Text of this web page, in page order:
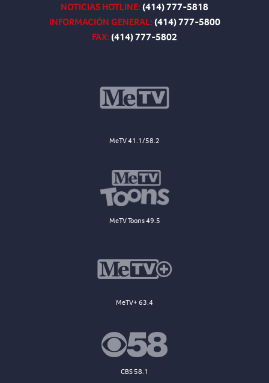
NOTICIAS HOTLINE:(414) 777-5818
INFORMACIÓN GENERAL:(414) 777-5800
FAX:(414) 777-5802
MeTV 41.1/58.2
MeTV Toons 49.5
MeTV+ 63.4
CBS 58.1